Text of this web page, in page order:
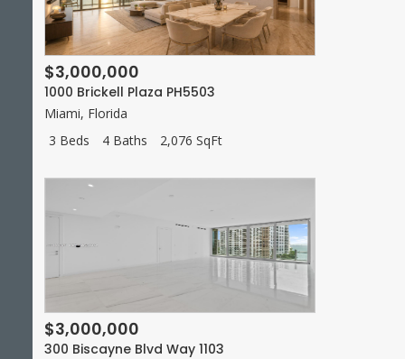
$3,000,000
1000 Brickell Plaza PH5503
Miami, Florida
3 Beds
4 Baths 2,076 SqFt
$3,000,000
300 Biscayne Blvd Way 1103